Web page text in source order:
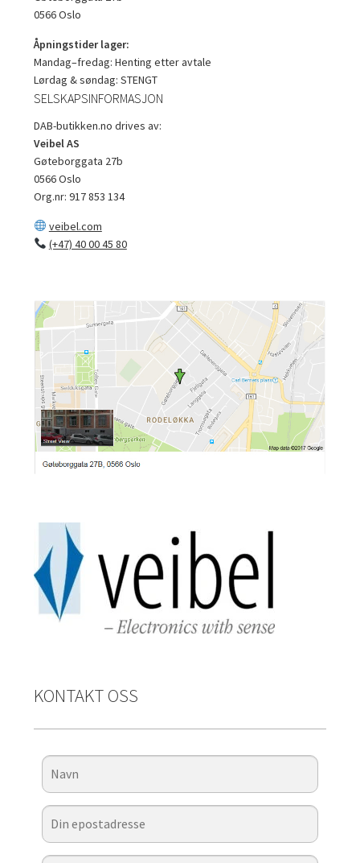
0566 Oslo
Åpningstider lager:
Mandag–fredag: Henting etter avtale
Lørdag & søndag: STENGT
SELSKAPSINFORMASJON
DAB-butikken.no drives av:
Veibel AS
Gøteborggata 27b
0566 Oslo
Org.nr: 917 853 134
veibel.com
(+47) 40 00 45 80
KONTAKT OSS